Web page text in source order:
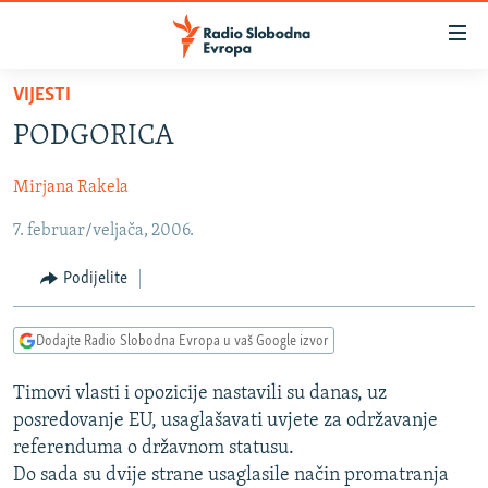
Pređite
glavni
Pređite
na
navigaciju
Pređite
na
pretragu
SRBIJA
KOSOVO
CRNA GORA
VIZUELNO
VIDEO
FOTOGALERIJE
INFOGRAFIKE
PODCASTI
RAT U UKRAJINI
KINA NA BALKANU
RSE PRIČE IZ SVIJETA
VIJESTI
PODGORICA
Mirjana Rakela
7. februar/veljača, 2006.
Podijelite
Dodajte Radio Slobodna Evropa u vaš Google izvor
Timovi vlasti i opozicije nastavili su danas, uz
posredovanje EU, usaglašavati uvjete za održavanje
referenduma o državnom statusu.
Do sada su dvije strane usaglasile način promatranja